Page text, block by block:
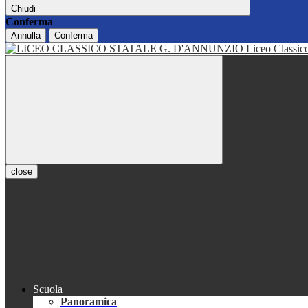
Chiudi
Conferma
Annulla Conferma
Liceo
close
Scuola
Panoramica